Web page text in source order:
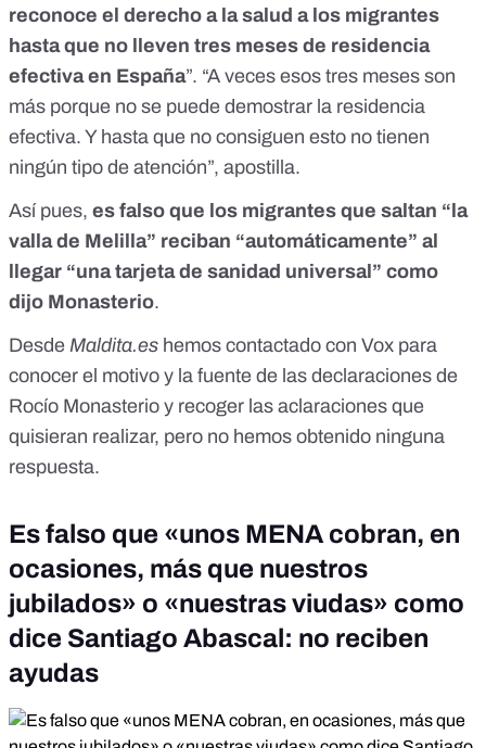
reconoce el derecho a la salud a los migrantes
hasta que no lleven tres meses de residencia
efectiva en España”. “A veces esos tres meses son
más porque no se puede demostrar la residencia
efectiva. Y hasta que no consiguen esto no tienen
ningún tipo de atención”, apostilla.
Así pues, es falso que los migrantes que saltan “la
valla de Melilla” reciban “automáticamente” al
llegar “una tarjeta de sanidad universal” como
dijo Monasterio.
Desde Maldita.es hemos contactado con Vox para
conocer el motivo y la fuente de las declaraciones de
Rocío Monasterio y recoger las aclaraciones que
quisieran realizar, pero no hemos obtenido ninguna
respuesta.
Es falso que «unos MENA cobran, en
ocasiones, más que nuestros
jubilados» o «nuestras viudas» como
dice Santiago Abascal: no reciben
ayudas